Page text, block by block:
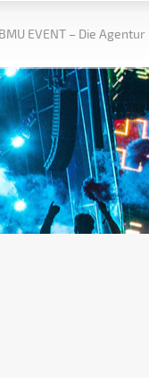
BMU EVENT – Die Agentur